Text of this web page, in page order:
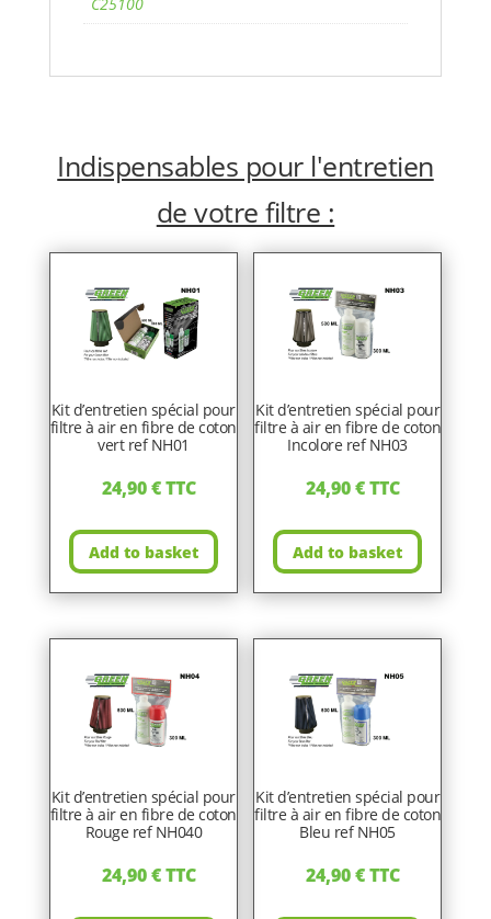
Indispensables pour l'entretien
de votre filtre :
Kit d’entretien spécial pour
filtre à air en fibre de coton
vert ref NH01
24,90€TTC
Add to basket
Kit d’entretien spécial pour
filtre à air en fibre de coton
Incolore ref NH03
24,90€TTC
Add to basket
Kit d’entretien spécial pour
filtre à air en fibre de coton
Rouge ref NH040
24,90€TTC
Kit d’entretien spécial pour
filtre à air en fibre de coton
Bleu ref NH05
24,90€TTC